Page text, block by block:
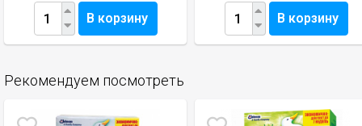
В корзину В корзину
Рекомендуем посмотреть